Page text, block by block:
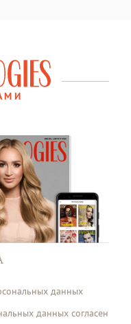
данных
данных согласен